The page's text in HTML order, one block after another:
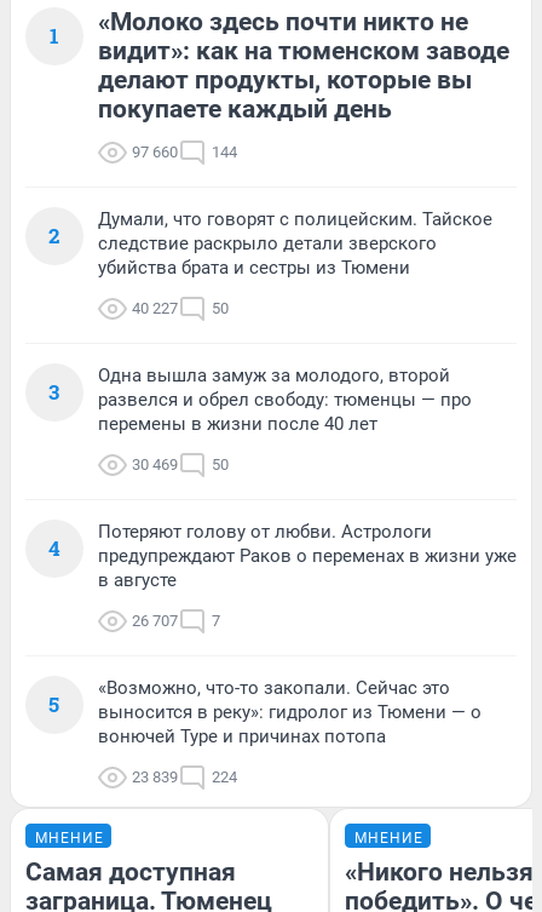
1
«Молоко здесь почти никто не
видит»: как на тюменском заводе
делают продукты, которые вы
покупаете каждый день
97 660 144
2
Думали, что говорят с полицейским. Тайское
следствие раскрыло детали зверского
убийства брата и сестры из Тюмени
40 227 50
3
Одна вышла замуж за молодого, второй
развелся и обрел свободу: тюменцы — про
перемены в жизни после 40 лет
30 469 50
4
Потеряют голову от любви. Астрологи
предупреждают Раков о переменах в жизни уже
в августе
26 707 7
5
«Возможно, что-то закопали. Сейчас это
выносится в реку»: гидролог из Тюмени — о
вонючей Туре и причинах потопа
23 839 224
МНЕНИЕ
Самая доступная
заграница. Тюменец
МНЕНИЕ
«Никого нельзя
победить». О